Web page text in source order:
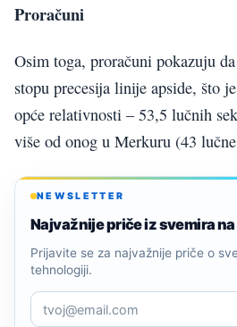
Proračuni
Osim toga, proračuni pokazuju
stopu precesija linije apside, što
opće relativnosti – 53,5 lučnih
više od onog u Merkuru (43
NEWSLETTER
Najvažnije priče iz svemira
Prijavite se za najvažnije priče o
tehnologiji.